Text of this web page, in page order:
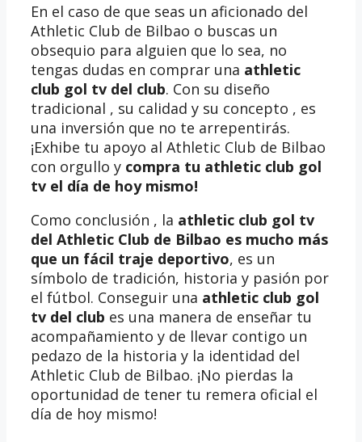
En el caso de que seas un aficionado del
Athletic Club de Bilbao o buscas un
obsequio para alguien que lo sea, no
tengas dudas en comprar una athletic
club gol tv del club. Con su diseño
tradicional , su calidad y su concepto , es
una inversión que no te arrepentirás.
¡Exhibe tu apoyo al Athletic Club de Bilbao
con orgullo y compra tu athletic club gol
tv el día de hoy mismo!
Como conclusión , la athletic club gol tv
del Athletic Club de Bilbao es mucho más
que un fácil traje deportivo, es un
símbolo de tradición, historia y pasión por
el fútbol. Conseguir una athletic club gol
tv del club es una manera de enseñar tu
acompañamiento y de llevar contigo un
pedazo de la historia y la identidad del
Athletic Club de Bilbao. ¡No pierdas la
oportunidad de tener tu remera oficial el
día de hoy mismo!